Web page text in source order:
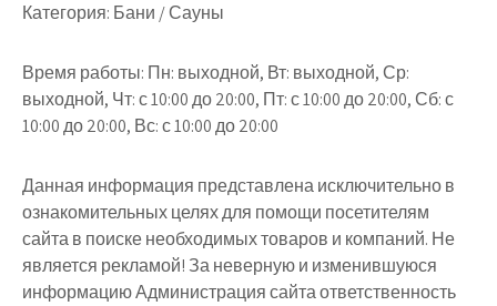
Категория: Бани / Сауны
Время работы: Пн: выходной, Вт: выходной, Ср:
выходной, Чт: с 10:00 до 20:00, Пт: с 10:00 до 20:00, Сб: с
10:00 до 20:00, Вс: с 10:00 до 20:00
Данная информация представлена исключительно в
ознакомительных целях для помощи посетителям
сайта в поиске необходимых товаров и компаний. Не
является рекламой! За неверную и изменившуюся
информацию Администрация сайта ответственность